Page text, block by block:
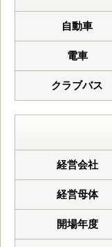
自動車
電車
クラブバス
経営会社
経営母体
開場年度